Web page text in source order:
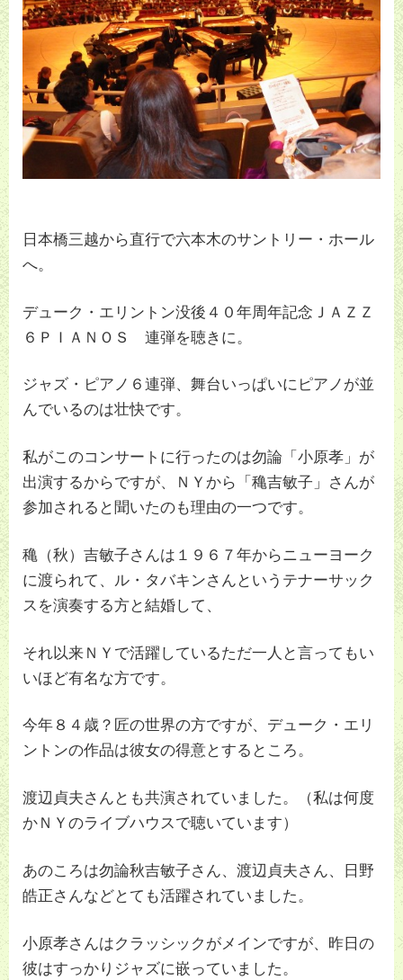
日本橋三越から直行で六本木のサントリー・ホール
へ。
デューク・エリントン没後４０年周年記念ＪＡＺＺ
６ＰＩＡＮＯＳ 連弾を聴きに。
ジャズ・ピアノ６連弾、舞台いっぱいにピアノが並
んでいるのは壮快です。
私がこのコンサートに行ったのは勿論「小原孝」が
出演するからですが、ＮＹから「穐吉敏子」さんが
参加されると聞いたのも理由の一つです。
穐（秋）吉敏子さんは１９６７年からニューヨーク
に渡られて、ル・タバキンさんというテナーサック
スを演奏する方と結婚して、
それ以来ＮＹで活躍しているただ一人と言ってもい
いほど有名な方です。
今年８４歳？匠の世界の方ですが、デューク・エリ
ントンの作品は彼女の得意とするところ。
渡辺貞夫さんとも共演されていました。（私は何度
かＮＹのライブハウスで聴いています）
あのころは勿論秋吉敏子さん、渡辺貞夫さん、日野
皓正さんなどとても活躍されていました。
小原孝さんはクラッシックがメインですが、昨日の
彼はすっかりジャズに嵌っていました。